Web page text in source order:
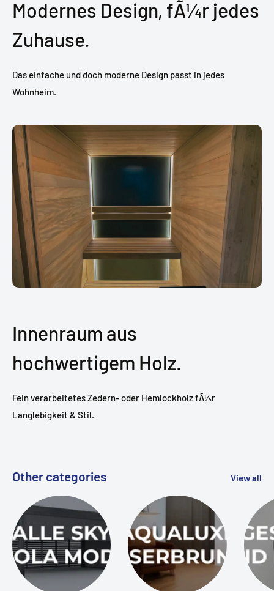
Modernes Design, fÃ¼r jedes
Zuhause.
Das einfache und doch moderne Design passt in jedes
Wohnheim.
Innenraum aus
hochwertigem Holz.
Fein verarbeitetes Zedern- oder Hemlockholz fÃ¼r
Langlebigkeit & Stil.
Other categories View all